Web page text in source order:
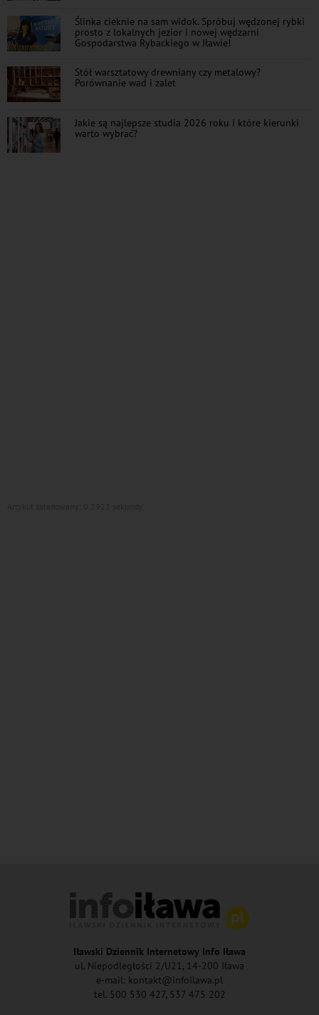
Ślinka cieknie na sam widok. Spróbuj wędzonej rybki
prosto z lokalnych jezior i nowej wędzarni
Gospodarstwa Rybackiego w Iławie!
Stół warsztatowy drewniany czy metalowy?
Porównanie wad i zalet
Jakie są najlepsze studia 2026 roku i które kierunki
warto wybrać?
Iławski Dziennik Internetowy Info Iława
ul. Niepodległości 2/U21, 14-200 Iława
e-mail: kontakt@infoilawa.pl
tel. 500 530 427, 537 475 202